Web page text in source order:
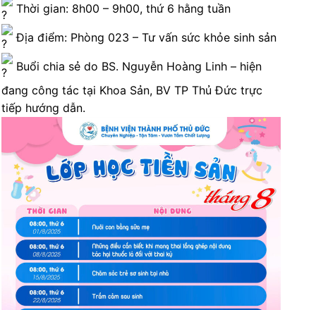
Thời gian: 8h00 – 9h00, thứ 6 hằng tuần
Địa điểm: Phòng 023 – Tư vấn sức khỏe sinh sản
Buổi chia sẻ do BS. Nguyễn Hoàng Linh – hiện
đang công tác tại Khoa Sản, BV TP Thủ Đức trực
tiếp hướng dẫn.